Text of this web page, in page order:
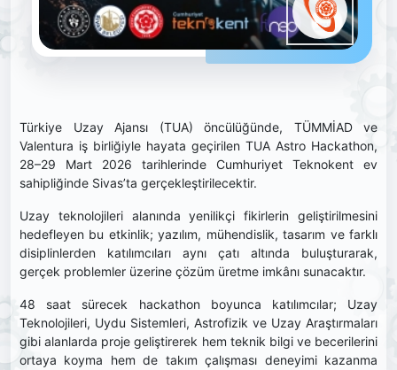
Türkiye Uzay Ajansı (TUA) öncülüğünde, TÜMMİAD ve
Valentura iş birliğiyle hayata geçirilen TUA Astro Hackathon,
28–29 Mart 2026 tarihlerinde Cumhuriyet Teknokent ev
sahipliğinde Sivas’ta gerçekleştirilecektir.
Uzay teknolojileri alanında yenilikçi fikirlerin geliştirilmesini
hedefleyen bu etkinlik; yazılım, mühendislik, tasarım ve farklı
disiplinlerden katılımcıları aynı çatı altında buluşturarak,
gerçek problemler üzerine çözüm üretme imkânı sunacaktır.
48 saat sürecek hackathon boyunca katılımcılar; Uzay
Teknolojileri, Uydu Sistemleri, Astrofizik ve Uzay Araştırmaları
gibi alanlarda proje geliştirerek hem teknik bilgi ve becerilerini
ortaya koyma hem de takım çalışması deneyimi kazanma